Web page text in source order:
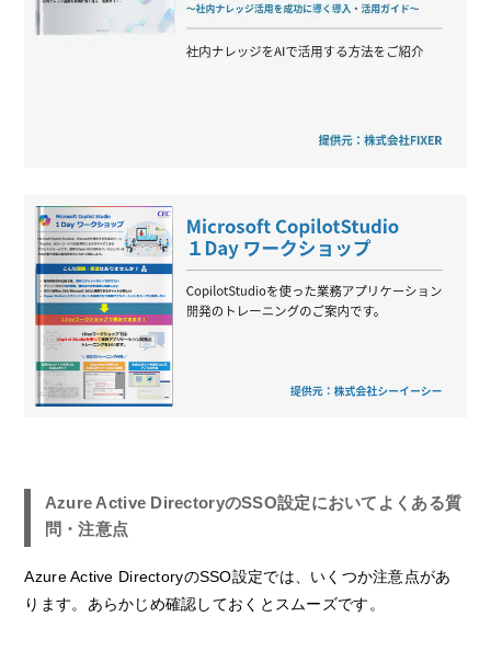
Azure Active DirectoryのSSO設定においてよくある質
問・注意点
Azure Active DirectoryのSSO設定では、いくつか注意点があ
ります。あらかじめ確認しておくとスムーズです。